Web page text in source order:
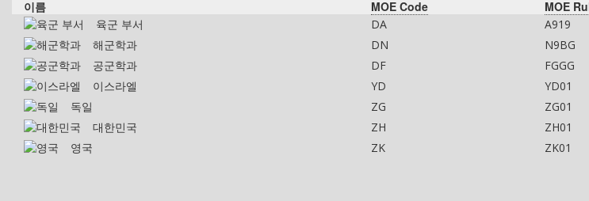
이름 MOE Code MOE
육군 부서 DA A919
해군학과
DN N9BG
공군학과
DF FGGG
이스라엘
YD YD01
독일
ZG ZG01
대한민국
ZH ZH01
영국
ZK ZK01